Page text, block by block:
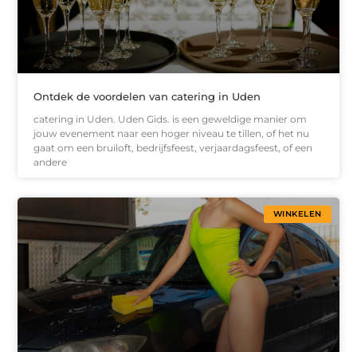
Ontdek de voordelen van catering in Uden
catering in Uden. Uden Gids. is een geweldige manier om
jouw evenement naar een hoger niveau te tillen, of het nu
gaat om een bruiloft, bedrijfsfeest, verjaardagsfeest, of een
andere
WINKELEN